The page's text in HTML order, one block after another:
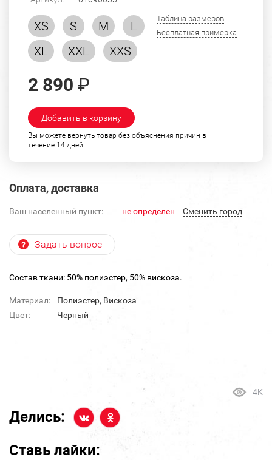
XS S M
L
XL
XXL XXS
Таблица размеров
Бесплатная примерка
2 890 ₽
Добавить в корзину
Вы можете вернуть товар без объяснения причин в
течение 14 дней
Оплата, доставка
Ваш населенный пункт: не определен Cменить город
Задать вопрос
Состав ткани: 50% полиэстер, 50% вискоза.
Материал:
Полиэстер, Вискоза
Цвет:
Черный
4K
Делись:
Ставь лайки: